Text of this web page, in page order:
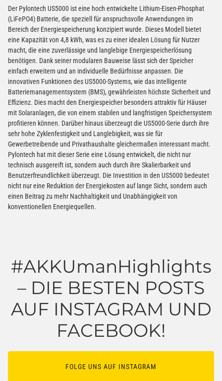
Der Pylontech US5000 ist eine hoch entwickelte Lithium-Eisen-Phosphat
(LiFePO4) Batterie, die speziell für anspruchsvolle Anwendungen im
Bereich der Energiespeicherung konzipiert wurde. Dieses Modell bietet
eine Kapazität von 4,8 kWh, was es zu einer idealen Lösung für Nutzer
macht, die eine zuverlässige und langlebige Energiespeicherlösung
benötigen. Dank seiner modularen Bauweise lässt sich der Speicher
einfach erweitern und an individuelle Bedürfnisse anpassen. Die
innovativen Funktionen des US5000-Systems, wie das intelligente
Batteriemanagementsystem (BMS), gewährleisten höchste Sicherheit und
Effizienz. Dies macht den Energiespeicher besonders attraktiv für Häuser
mit Solaranlagen, die von einem stabilen und langfristigen Speichersystem
profitieren können. Darüber hinaus überzeugt die US5000-Serie durch ihre
sehr hohe Zyklenfestigkeit und Langlebigkeit, was sie für
Gewerbetreibende und Privathaushalte gleichermaßen interessant macht.
Pylontech hat mit dieser Serie eine Lösung entwickelt, die nicht nur
technisch ausgereift ist, sondern auch durch ihre Skalierbarkeit und
Benutzerfreundlichkeit überzeugt. Die Investition in den US5000 bedeutet
nicht nur eine Reduktion der Energiekosten auf lange Sicht, sondern auch
einen Beitrag zu mehr Nachhaltigkeit und Unabhängigkeit von
konventionellen Energiequellen.
#AKKUmanHighlights
– DIE BESTEN POSTS
AUF INSTAGRAM UND
FACEBOOK!
FOLGE UNS AUF INSTAGRAM